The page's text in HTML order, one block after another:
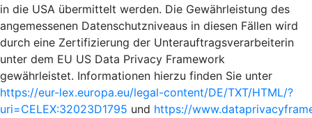
in die USA übermittelt werden. Die Gewährleistung des
angemessenen Datenschutzniveaus in diesen Fällen wird
durch eine Zertifizierung der Unterauftragsverarbeiterin
unter dem EU US Data Privacy Framework
gewährleistet. Informationen hierzu finden Sie unter
https://eur-lex.europa.eu/legal-content/DE/TXT/HTML/?
uri=CELEX:32023D1795 und https://